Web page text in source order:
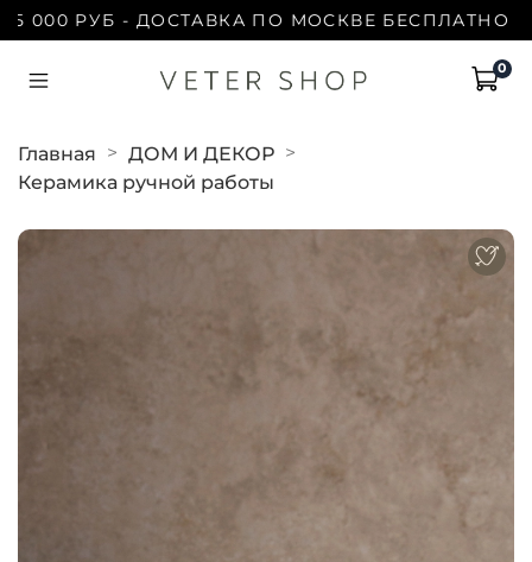
РУБ - ДОСТАВКА ПО МОСКВЕ БЕСПЛАТНО |
0
Главная
ДОМ И ДЕКОР
Керамика ручной работы